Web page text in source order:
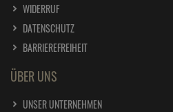
WIDERRUF
DATENSCHUTZ
BARRIEREFREIHEIT
ÜBER UNS
UNSER UNTERNEHMEN